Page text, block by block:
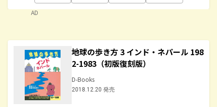
AD
地球の歩き方 3 インド・ネパール 198
2-1983（初版復刻版）
D-Books
2018.12.20 発売